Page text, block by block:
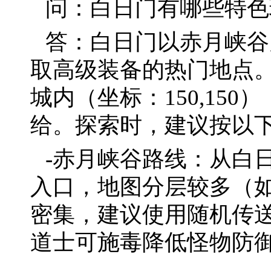
问：白日门有哪些特
答：白日门以赤月峡
取高级装备的热门地点
城内（坐标：150,150
给。探索时，建议按以
-赤月峡谷路线：从白
入口，地图分层较多（
密集，建议使用随机传
道士可施毒降低怪物防